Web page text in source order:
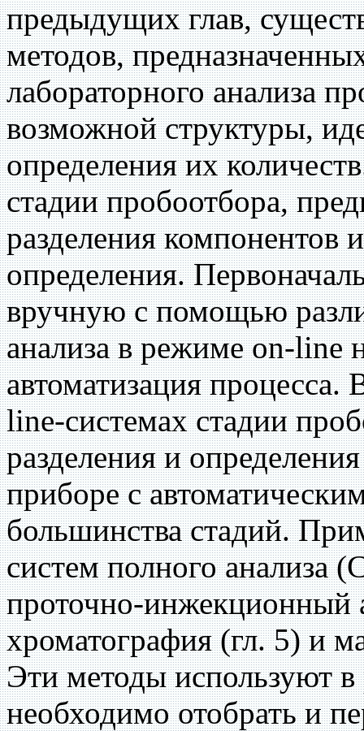
предыдущих глав,
методов,
лабораторного анализа
возможной структуры,
определения их
стадии пробоотбора,
разделения компонентов
определения.
вручную с помощью
анализа в режиме on-line
автоматизация
line-системах стадии
разделения и
приборе с
большинства стадий.
систем полного анализа
проточно-инжекционный
хроматография (гл. 5) и
Эти методы используют
необходимо отобрать и